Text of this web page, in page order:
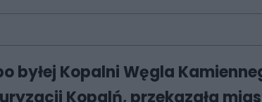
byłej Kopalni Węgla
Kopalń, przekazała